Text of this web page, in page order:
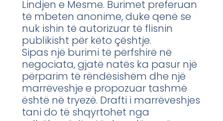
Lindjen e Mesme. Burimet preferuan
të mbeten anonime, duke qenë se
nuk ishin të autorizuar të flisnin
publikisht për këto çështje.
Sipas një burimi të përfshirë në
negociata, gjatë natës ka pasur një
përparim të rëndësishëm dhe një
marrëveshje e propozuar tashmë
është në tryezë. Drafti i marrëveshjes
tani do të shqyrtohet nga